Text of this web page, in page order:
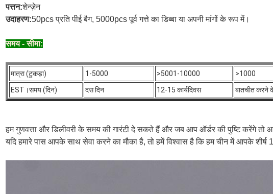
पत्तन:शेन्ज़ेन
उदाहरण:50pcs प्रति पीई बैग, 5000pcs पूर्व गत्ते का डिब्बा या अपनी मांगों के रूप में।
समय - सीमा:
मात्रा (टुकड़ा) 1-5000 >5001-10000
>1000
EST।समय (दिन)
दस दिन 12-15 कार्यदिवस बातचीत करने
हम गुणवत्ता और डिलीवरी के समय की गारंटी दे सकते हैं और जब आप ऑर्डर की पुष्टि करेंगे
यदि हमारे पास आपके साथ सेवा करने का मौका है, तो हमें विश्वास है कि हम चीन में आपके शीर्ष 1